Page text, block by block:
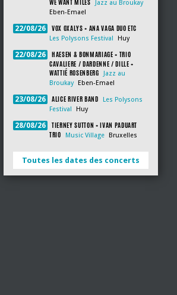
Jazz au Broukay
Eben-Emael
22/08/26 VOX OXALYS + ANA VAGA DUO ETC
Les Polysons Festival Huy
22/08/26
HAESEN & BONMARIAGE + TRIO
CAVALIERE / DARDENNE / DILLE +
WATTIÉ ROSENBERG
Jazz au
Broukay
Eben-Emael
23/08/26 ALICE RIVER BAND
Les Polysons
Festival
Huy
28/08/26
TIERNEY SUTTON + IVAN PADUART
TRIO
Music Village Bruxelles
Toutes les dates des concerts